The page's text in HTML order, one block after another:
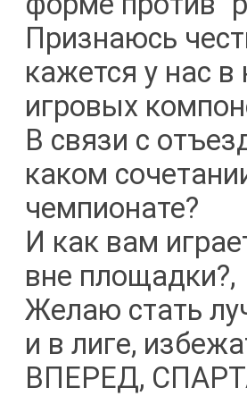
Признаюсь
кажется у нас
игровых
В связи с
каком
чемпионате?
И как вам
вне площадки?,
Желаю стать
и в лиге,
ВПЕРЕД,